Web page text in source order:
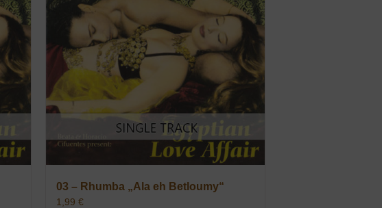
03 – Rhumba „Ala eh Betloumy“
1,99 €